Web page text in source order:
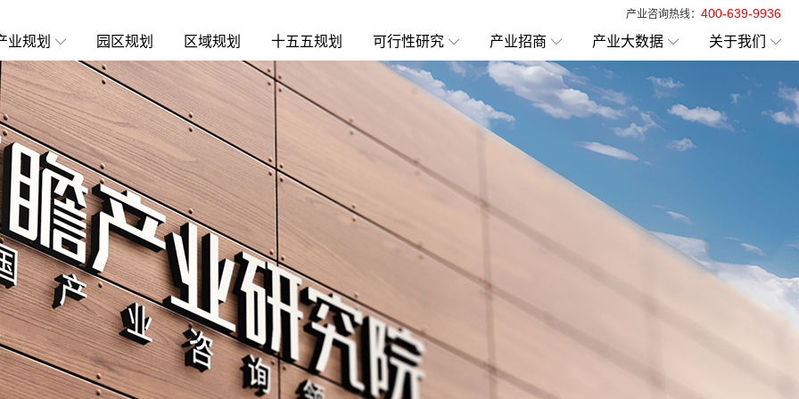
产业咨询热线： 400-639-9936
业规划 园区规划 区域规划 十五五规划 可行性研究 产业招商 产业大数据 关于我们